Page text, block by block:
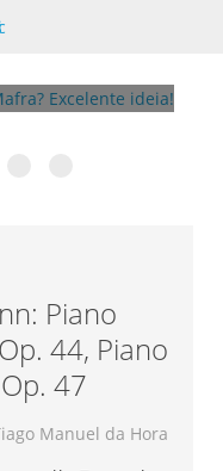
Piano
44, Piano
47
Manuel da Hora